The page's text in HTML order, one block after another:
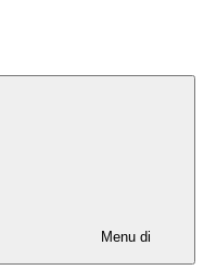
Menu di